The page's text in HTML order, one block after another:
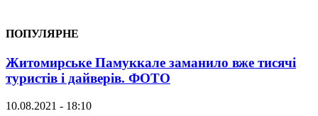
ПОПУЛЯРНЕ
Житомирське Памуккале заманило вже тисячі
туристів і дайверів. ФОТО
10.08.2021 - 18:10